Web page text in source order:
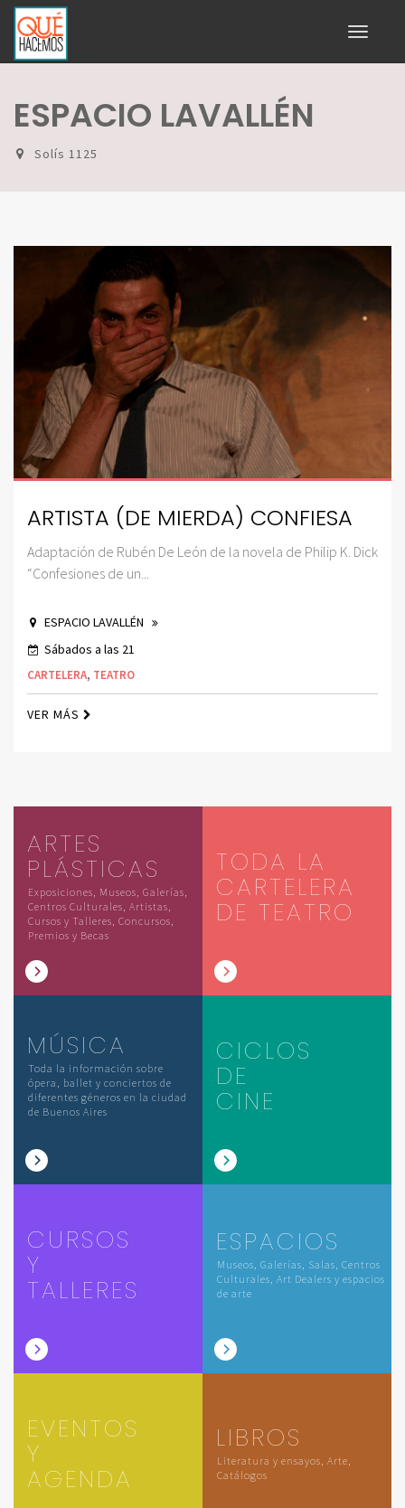
Toggle
ESPACIO LAVALLÉN
Solís 1125
ARTISTA (DE MIERDA) CONFIESA
Adaptación de Rubén De León de la novela de Philip K. Dick
“Confesiones de un...
ESPACIO LAVALLÉN
Sábados a las 21
CARTELERA, TEATRO
VER MÁS
ARTES
PLÁSTICAS
Exposiciones, Museos, Galerías,
Centros Culturales, Artistas,
Cursos y Talleres, Concursos,
Premios y Becas
TODA LA
CARTELERA
DE TEATRO
MÚSICA
Toda la información sobre
ópera, ballet y conciertos de
diferentes géneros en la ciudad
de Buenos Aires
CICLOS
DE
CINE
CURSOS
Y
TALLERES
ESPACIOS
Museos, Galerías, Salas, Centros
Culturales, Art Dealers y espacios
de arte
EVENTOS
Y
AGENDA
LIBROS
Literatura y ensayos, Arte,
Catálogos